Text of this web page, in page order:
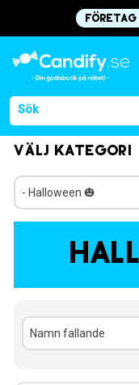
Företag
Välj kategori
- Halloween 🎃
Namn fallande